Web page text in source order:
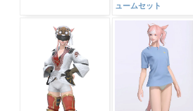
ュームセット